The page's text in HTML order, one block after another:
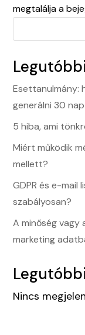
megtalálja a
Esettanulmány:
generálni 30
5 hiba, ami
Miért működik
mellett?
GDPR és e-mail
szabályosan?
A minőség vagy
marketing
Nincs